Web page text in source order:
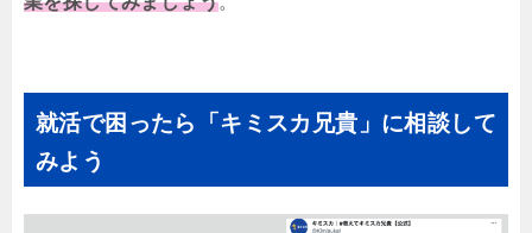
就活で困ったら「キミスカ兄貴」に相談して
みよう